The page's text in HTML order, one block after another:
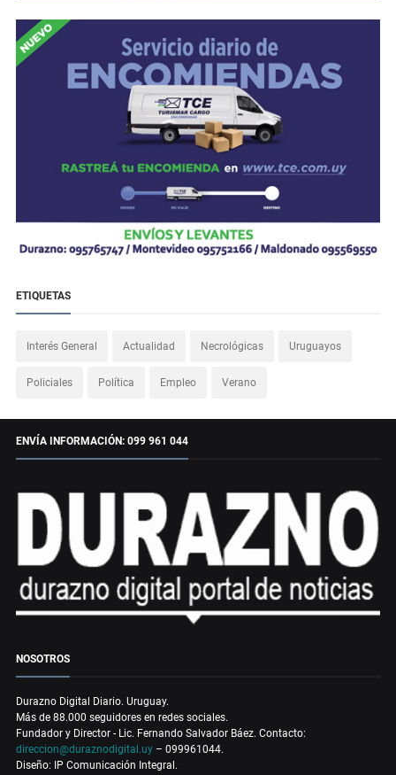
ETIQUETAS
Interés General Actualidad Necrológicas Uruguayos
Policiales Política Empleo Verano
ENVÍA INFORMACIÓN: 099 961 044
NOSOTROS
Durazno Digital Diario. Uruguay.
Más de 88.000 seguidores en redes sociales.
Fundador y Director - Lic. Fernando Salvador Báez. Contacto:
direccion@duraznodigital.uy – 099961044.
Diseño: IP Comunicación Integral.